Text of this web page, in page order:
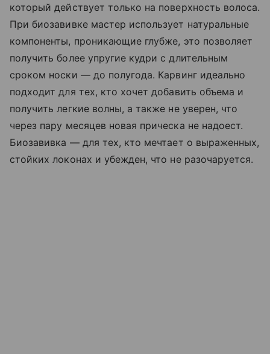
который действует только на поверхность волоса.
При биозавивке мастер использует натуральные
компоненты, проникающие глубже, это позволяет
получить более упругие кудри с длительным
сроком носки — до полугода. Карвинг идеально
подходит для тех, кто хочет добавить объема и
получить легкие волны, а также не уверен, что
через пару месяцев новая прическа не надоест.
Биозавивка — для тех, кто мечтает о выраженных,
стойких локонах и убежден, что не разочаруется.